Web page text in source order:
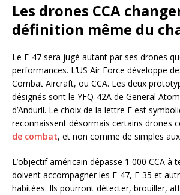
Les drones CCA
définition même du
Le F-47 sera jugé autant par ses drones
performances. L’US Air Force développe
Combat Aircraft, ou CCA. Les deux
désignés sont le YFQ-42A de General
d’Anduril. Le choix de la lettre F est
reconnaissent désormais certains drones
de combat, et non comme de simples
L’objectif américain dépasse 1 000 CCA à
doivent accompagner les F-47, F-35 et
habitées. Ils pourront détecter, brouiller,